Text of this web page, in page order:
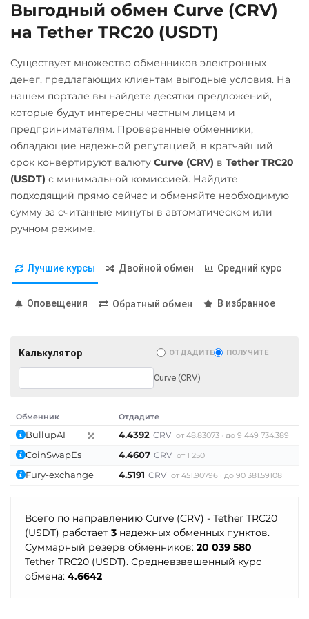
KuCoin Token (KCS)
Kusama (KSM)
Kyber Network (KNC)
Lido DAO (LDO)
Litecoin (LTC)
Maker (MKR)
Monero (XMR)
NEAR Protocol
NEO
Notcoin (NOT)
Ontology (ONT)
ERC20
Pepe
Pol (ex-MATIC)
POL ERC20
Qtum
Quant (QNT)
Ripple (XRP)
Shib
ERC20 BEP20
Газпромбанк RUB
Евразийский Банк KZT
Карта UZCARD UZS
Карта МИР RUB
Любой банк
USD RUB EUR
UAH
GBP
CNY THB
TRY
PLN
INR VND
AED
GEL
NZD ARS MXN
МТС Банк RUB
ОТП Банк
RUB UAH
Приват24
ПУМБ UAH
Райффайзен
RUB UAH
Росбанк RUB
Россельхоз банк RUB
Русский Стандарт RUB
UAH EUR
УкрСиббанк UAH
Фридом Банк KZT
Центр Кредит KZT
Элкарт KGS
Выгодный обмен Curve (CRV)
на Tether TRC20 (USDT)
Существует множество обменников электронных
денег, предлагающих клиентам выгодные условия. На
нашем портале вы найдете десятки предложений,
которые будут интересны частным лицам и
предпринимателям. Проверенные обменники,
обладающие надежной репутацией, в кратчайший
срок конвертируют валюту Curve (CRV) в Tether TRC20
(USDT) с минимальной комиссией. Найдите
подходящий прямо сейчас и обменяйте необходимую
сумму за считанные минуты в автоматическом или
ручном режиме.
Лучшие курсы Двойной обмен Средний курс
Оповещения Обратный обмен В избранное
Калькулятор ОТДАДИТЕ ПОЛУЧИТЕ
Curve (CRV)
Обменник Отдадите
BullupAI 4.4392 CRV от 48.83073 до 9 449 734.389
CoinSwapEs 4.4607 CRV от 1 250
Fury-exchange 4.5191 CRV от 451.90796 до 90 381.59108
Всего по направлению Curve (CRV) - Tether TRC20
(USDT) работает 3 надежных обменных пунктов.
Суммарный резерв обменников: 20 039 580
Tether TRC20 (USDT). Средневзвешенный курс
обмена: 4.6642